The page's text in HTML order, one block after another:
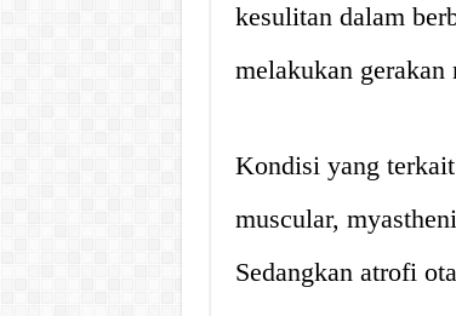
kesulitan dalam
melakukan
Kondisi yang
muscular,
Sedangkan atrofi